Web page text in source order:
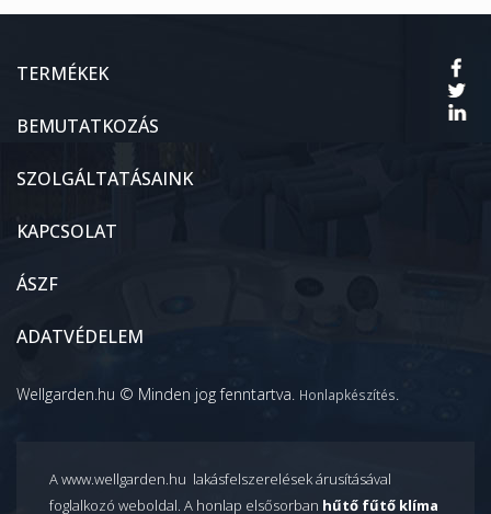
TERMÉKEK
BEMUTATKOZÁS
SZOLGÁLTATÁSAINK
KAPCSOLAT
ÁSZF
ADATVÉDELEM
Wellgarden.hu © Minden jog fenntartva. Honlapkészítés.
A www.wellgarden.hu lakásfelszerelések árusításával
foglalkozó weboldal. A honlap elsősorban hűtő fűtő klíma